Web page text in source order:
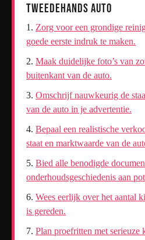
Tweedehands Auto
Zorg voor een grondige
goede eerste indruk te maken.
Maak duidelijke foto’s van
buitenkant van de auto.
Omschrijf nauwkeurig de
van de auto in je advertentie.
Bepaal een realistische
staat en marktwaarde van de
Bied alle benodigde
onderhoudsgeschiedenis aan
Wees eerlijk over het aantal
is gereden.
Plan proefritten met serieuze